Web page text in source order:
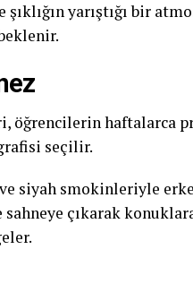
yarıştığı bir
haftalarca
seçilir.
siyah smokinleriyle
çıkarak